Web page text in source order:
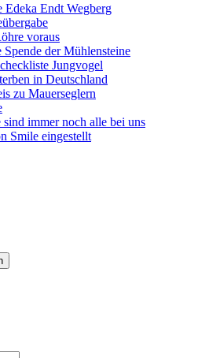
Edeka Endt Wegberg
voraus
Spende der Mühlensteine
Jungvogel
in Deutschland
zu Mauerseglern
immer noch alle bei uns
Smile eingestellt